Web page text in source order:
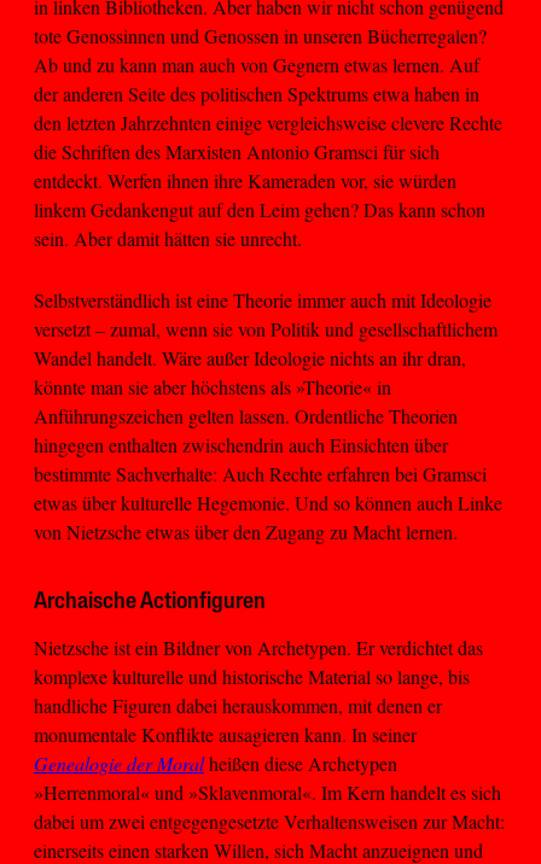
in linken Bibliotheken. Aber haben wir nicht schon genügend
tote Genossinnen und Genossen in unseren Bücherregalen?
Ab und zu kann man auch von Gegnern etwas lernen. Auf
der anderen Seite des politischen Spektrums etwa haben in
den letzten Jahrzehnten einige vergleichsweise clevere Rechte
die Schriften des Marxisten Antonio Gramsci für sich
entdeckt. Werfen ihnen ihre Kameraden vor, sie würden
linkem Gedankengut auf den Leim gehen? Das kann schon
sein. Aber damit hätten sie unrecht.
Selbstverständlich ist eine Theorie immer auch mit Ideologie
versetzt – zumal, wenn sie von Politik und gesellschaftlichem
Wandel handelt. Wäre außer Ideologie nichts an ihr dran,
könnte man sie aber höchstens als »Theorie« in
Anführungszeichen gelten lassen. Ordentliche Theorien
hingegen enthalten zwischendrin auch Einsichten über
bestimmte Sachverhalte: Auch Rechte erfahren bei Gramsci
etwas über kulturelle Hegemonie. Und so können auch Linke
von Nietzsche etwas über den Zugang zu Macht lernen.
Archaische Actionfiguren
Nietzsche ist ein Bildner von Archetypen. Er verdichtet das
komplexe kulturelle und historische Material so lange, bis
handliche Figuren dabei herauskommen, mit denen er
monumentale Konflikte ausagieren kann. In seiner
Genealogie der Moralheißen diese Archetypen
»Herrenmoral« und »Sklavenmoral«. Im Kern handelt es sich
dabei um zwei entgegengesetzte Verhaltensweisen zur Macht:
einerseits einen starken Willen, sich Macht anzueignen und